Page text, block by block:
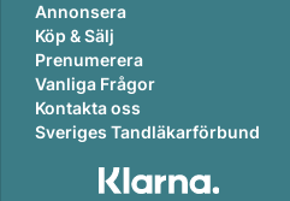
Annonsera
Köp & Sälj
Prenumerera
Vanliga Frågor
Kontakta oss
Sveriges Tandläkarförbund